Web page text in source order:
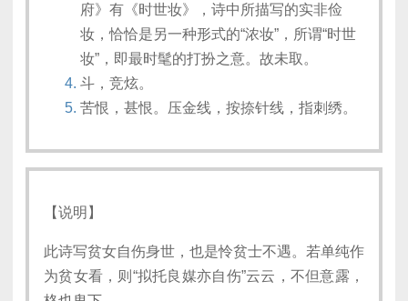
府》有《时世妆》，诗中所描写的实非俭
妆，恰恰是另一种形式的“浓妆”，所谓“时世
妆”，即最时髦的打扮之意。故未取。
斗，竞炫。
苦恨，甚恨。压金线，按捺针线，指刺绣。
【说明】
此诗写贫女自伤身世，也是怜贫士不遇。若单纯作
为贫女看，则“拟托良媒亦自伤”云云，不但意露，